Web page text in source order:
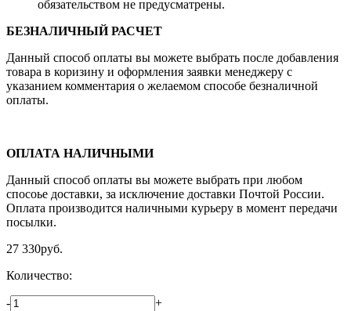
обязательством не предусматрены.
БЕЗНАЛИЧНЫЙ РАСЧЕТ
Данный способ оплаты вы можете выбрать после добавления
товара в коризину и оформления заявки менеджеру c
указанием комментария о желаемом способе безналичной
оплаты.
ОПЛАТА НАЛИЧНЫМИ
Данный способ оплаты вы можете выбрать при любом
спосоье доставки, за исключение доставки Почтой России.
Оплата производится наличными курьеру в момент передачи
посылки.
27 330руб.
Количество:
-
+